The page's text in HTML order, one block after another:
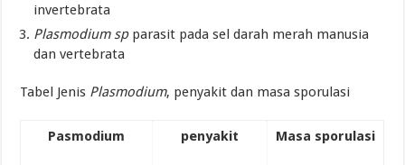
invertebrata
Plasmodium spparasit pada sel darah merah manusia
dan vertebrata
Tabel Jenis Plasmodium, penyakit dan masa sporulasi
Pasmodium penyakit Masa sporulasi